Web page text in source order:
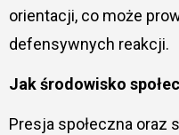
orientacji, co może
defensywnych reakcji.
Jak środowisko
Presja społeczna oraz